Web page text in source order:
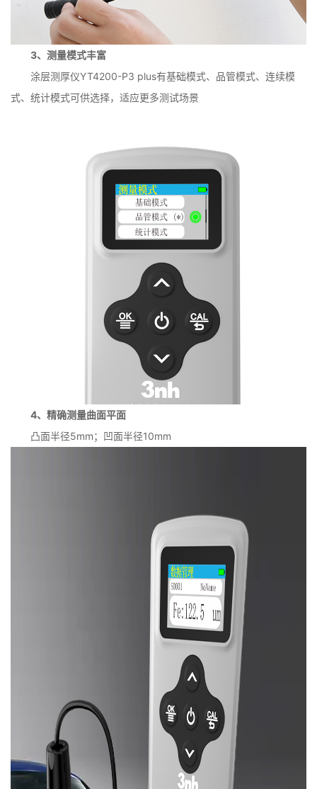
3、测量模式丰富
涂层测厚仪YT4200-P3 plus有基础模式、品管模式、连续模
式、统计模式可供选择，适应更多测试场景
4、精确测量曲面平面
凸面半径5mm；凹面半径10mm